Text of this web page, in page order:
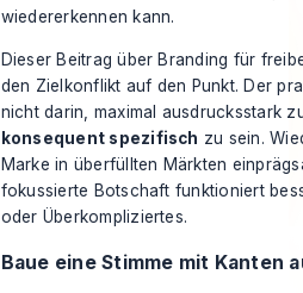
wiedererkennen kann.
Dieser Beitrag über Branding für
den Zielkonflikt auf den Punkt. Der
nicht darin, maximal ausdrucksstark
konsequent spezifisch zu sein.
Marke in überfüllten Märkten
fokussierte Botschaft funktioniert
oder Überkompliziertes.
Baue eine Stimme mit Kanten